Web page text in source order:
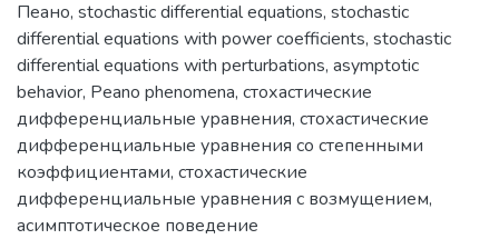
Пеано, stochastic differential equations, stochastic
differential equations with power coefficients, stochastic
differential equations with perturbations, asymptotic
behavior, Peano phenomena, стохастические
дифференциальные уравнения, стохастические
дифференциальные уравнения со степенными
коэффициентами, стохастические
дифференциальные уравнения с возмущением,
асимптотическое поведение